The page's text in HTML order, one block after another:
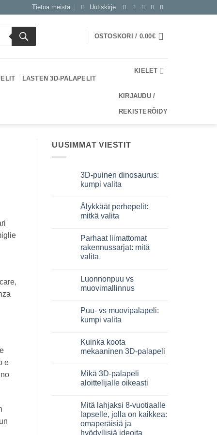
Tietoa meistä Uutiskirje
OSTOSKORI / 0.00€
LASTEN 3D-PALAPELIT
KIELET
KIRJAUDU /
REKISTERÖIDY
e
UUSIMMAT VIESTIT
3D-puinen dinosaurus:
kumpi valita
artikkeliin
Dinosauro
3D
quale
scegliere
Älykkäät perhepelit:
mitkä valita
artikkeliin
Giochi
intelligenti
per
scegliere
Parhaat liimattomat
rakennussarjat: mitä
valita
artikkeliin
kit
colla:
quali
scegliere
Luonnonpuu vs
muovimallinnus
artikkeliin
Legno
naturale
modellismo
Puu- vs muovipalapeli:
kumpi valita
artikkeliin
Puzzle
legno
cosa
scegliere
Kuinka koota
mekaaninen 3D-palapeli
artikkeliin
Come
assemblare
3D
meccanico
Mikä 3D-palapeli
aloittelijalle oikeasti
artikkeliin
Quale
puzzle
3D
per
Mitä lahjaksi 8-vuotiaalle
lapselle, jolla on kaikkea:
omaperäisiä ja
hyödyllisiä ideoita